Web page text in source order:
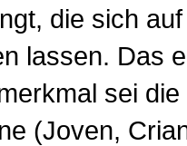
die sich
lassen. Das
sei
(Joven,